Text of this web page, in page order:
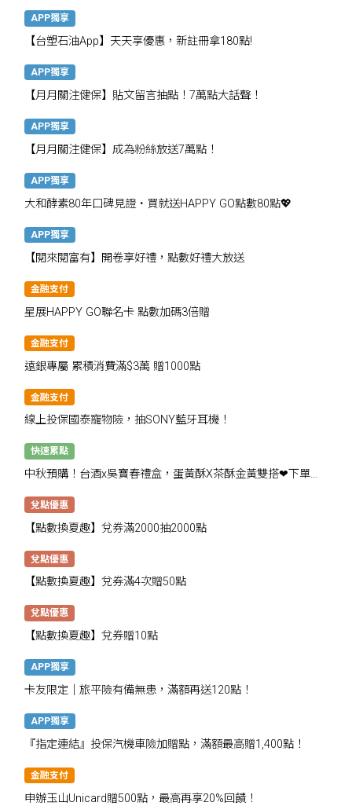
APP獨享
【台塑石油App】天天享優惠，新註冊拿180點!
APP獨享
【月月關注健保】貼文留言抽點！7萬點大話聲！
APP獨享
【月月關注健保】成為粉絲放送7萬點！
APP獨享
大和酵素80年口碑見證・買就送HAPPY GO點數80點💖
APP獨享
【閱來閱富有】開卷享好禮，點數好禮大放送
金融支付
星展HAPPY GO聯名卡 點數加碼3倍贈
金融支付
遠銀專屬 累積消費滿$3萬 贈1000點
金融支付
線上投保國泰寵物險，抽SONY藍牙耳機！
快速累點
中秋預購！台酒x吳寶春禮盒，蛋黃酥X茶酥金黃雙搭❤下單抽
兌點優惠
【點數換夏趣】兌券滿2000抽2000點
兌點優惠
【點數換夏趣】兌券滿4次贈50點
兌點優惠
【點數換夏趣】兌券贈10點
APP獨享
卡友限定│旅平險有備無患，滿額再送120點！
APP獨享
『指定連結』投保汽機車險加贈點，滿額最高贈1,400點！
金融支付
申辦玉山Unicard贈500點，最高再享20%回饋！